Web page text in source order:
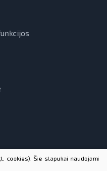
cookies). Šie slapukai naudojami